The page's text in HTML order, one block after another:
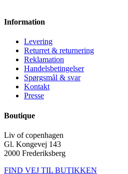
Information
Levering
Returret & returnering
Reklamation
Handelsbetingelser
Spørgsmål & svar
Kontakt
Presse
Boutique
Liv of copenhagen
Gl. Kongevej 143
2000 Frederiksberg
FIND VEJ TIL BUTIKKEN